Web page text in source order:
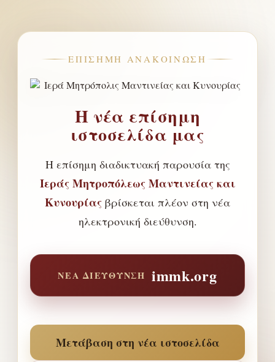
ΕΠΊΣΗΜΗ ΑΝΑΚΟΊΝΩΣΗ
Η νέα επίσημη
ιστοσελίδα μας
Η επίσημη διαδικτυακή παρουσία της
Ιεράς Μητροπόλεως Μαντινείας και
Κυνουρίας βρίσκεται πλέον στη νέα
ηλεκτρονική διεύθυνση.
ΝΈΑ ΔΙΕΎΘΥΝΣΗ immk.org
Μετάβαση στη νέα ιστοσελίδα